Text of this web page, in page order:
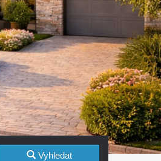
Vyhledat